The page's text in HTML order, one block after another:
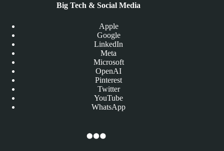
Big Tech & Social Media
Apple
Google
LinkedIn
Meta
Microsoft
OpenAI
Pinterest
Twitter
YouTube
WhatsApp